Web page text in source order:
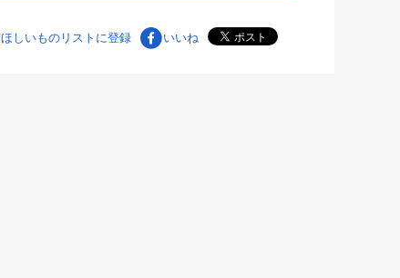
ほしいものリストに登録 いいね